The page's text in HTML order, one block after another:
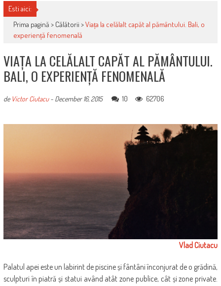
Esti aici:
Prima pagină > Călătorii >Viața la celălalt capăt al pământului. Bali, o
experiență fenomenală
VIAȚA LA CELĂLALT CAPĂT AL PĂMÂNTULUI.
BALI, O EXPERIENȚĂ FENOMENALĂ
de Victor Ciutacu- December 16, 2015 10 62706
Vlad Ciutacu
Palatul apei este un labirint de piscine și fântâni înconjurat de o grădină,
sculpturi în piatră și statui având atât zone publice, cât și zone private.